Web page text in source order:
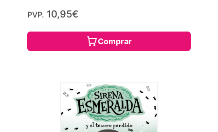
PVP. 10,95€
Comprar